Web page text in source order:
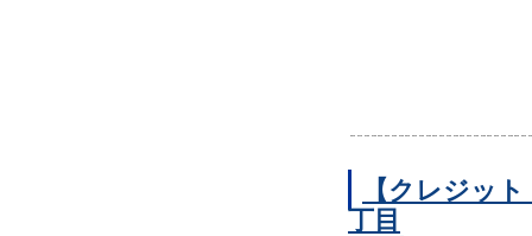
【クレジッ
丁目